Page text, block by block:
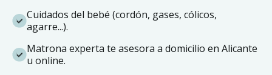
Cuidados del bebé (cordón, gases, cólicos,
agarre...).
Matrona experta te asesora a domicilio en Alicante
u online.